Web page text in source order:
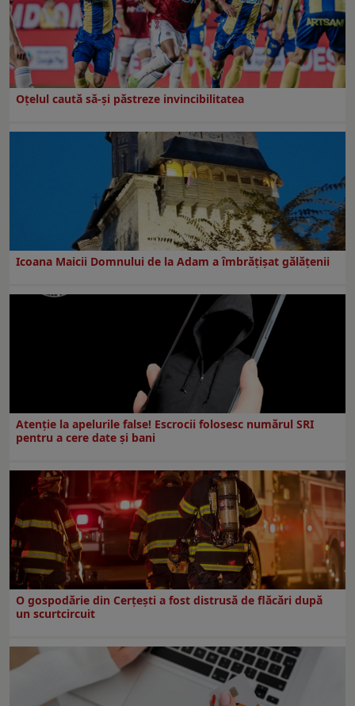
Oțelul caută să-și păstreze invincibilitatea
Icoana Maicii Domnului de la Adam a îmbrățișat gălățenii
Atenție la apelurile false! Escrocii folosesc numărul SRI
pentru a cere date și bani
O gospodărie din Cerțești a fost distrusă de flăcări după
un scurtcircuit